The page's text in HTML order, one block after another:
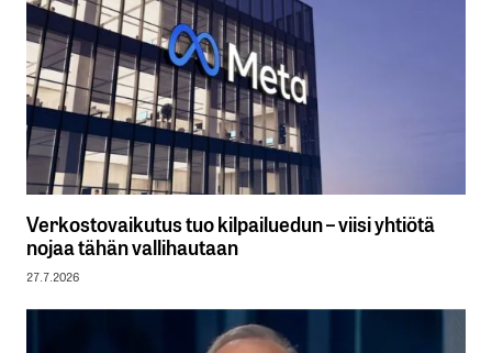
Verkostovaikutus tuo kilpailuedun – viisi yhtiötä
nojaa tähän vallihautaan
27.7.2026